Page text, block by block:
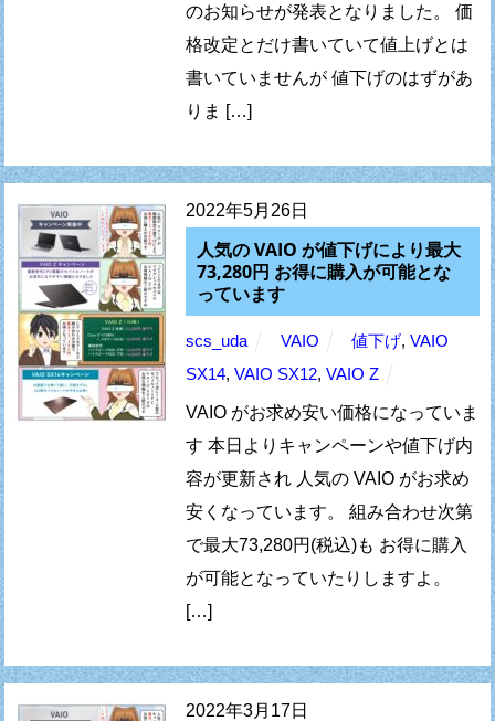
のお知らせが発表となりました。 価
格改定とだけ書いていて値上げとは
書いていませんが 値下げのはずがあ
りま […]
2022年5月26日
人気の VAIO が値下げにより最大
73,280円 お得に購入が可能とな
っています
scs_uda VAIO 値下げ,VAIO
SX14,VAIO SX12,VAIO Z
VAIO がお求め安い価格になっていま
す 本日よりキャンペーンや値下げ内
容が更新され 人気の VAIO がお求め
安くなっています。 組み合わせ次第
で最大73,280円(税込)も お得に購入
が可能となっていたりしますよ。
[…]
2022年3月17日